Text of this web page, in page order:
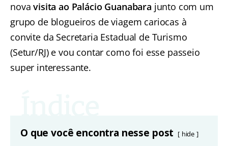
novavisita ao Palácio Guanabara junto com um
grupo de blogueiros de viagem cariocas à
convite da Secretaria Estadual de Turismo
(Setur/RJ) e vou contar como foi esse passeio
super interessante.
O que você encontra nesse post hide